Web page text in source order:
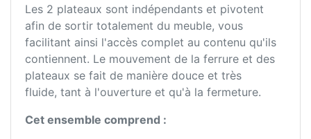
Les 2 plateaux sont indépendants et pivotent
afin de sortir totalement du meuble, vous
facilitant ainsi l'accès complet au contenu qu'ils
contiennent. Le mouvement de la ferrure et des
plateaux se fait de manière douce et très
fluide, tant à l'ouverture et qu'à la fermeture.
Cet ensemble comprend :